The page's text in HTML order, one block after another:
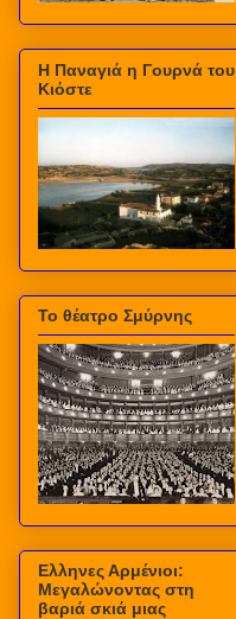
Η Παναγιά η Γουρνά του
Κιόστε
Το θέατρο Σμύρνης
Ελληνες Αρμένιοι:
Μεγαλώνοντας στη
βαριά σκιά μιας